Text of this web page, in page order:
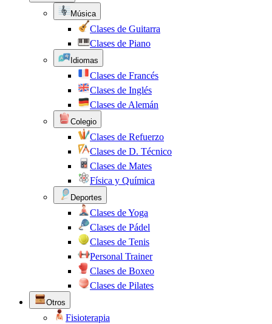
Música
Clases de Guitarra
Clases de Piano
Idiomas
Clases de Francés
Clases de Inglés
Clases de Alemán
Colegio
Clases de Refuerzo
Clases de D. Técnico
Clases de Mates
Física y Química
Deportes
Clases de Yoga
Clases de Pádel
Clases de Tenis
Personal Trainer
Clases de Boxeo
Clases de Pilates
Otros
Fisioterapia